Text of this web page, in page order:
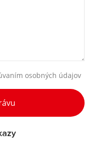
osobných údajov